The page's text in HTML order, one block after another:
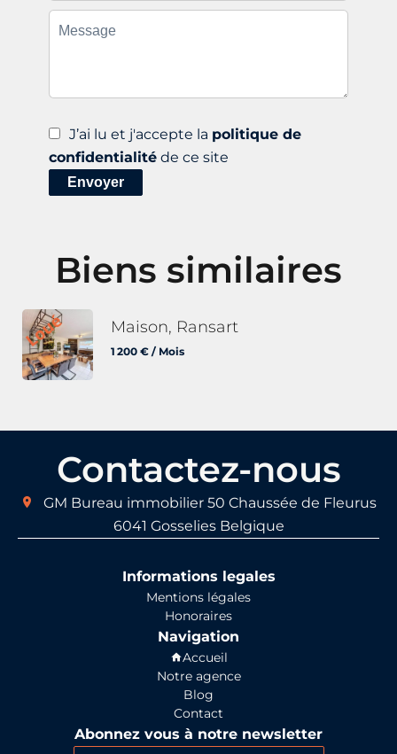
J’ai lu et j'accepte la politique de
confidentialité de ce site
Envoyer
Biens similaires
Maison, Ransart
1 200 € / Mois
Contactez-nous
GM Bureau immobilier 50 Chaussée de Fleurus
6041 Gosselies Belgique
Informations legales
Mentions légales
Honoraires
Navigation
Accueil
Notre agence
Blog
Contact
Abonnez vous à notre newsletter